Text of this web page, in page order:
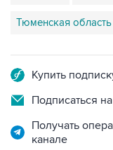
Подписаться
Получать